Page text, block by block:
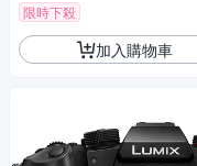
限時下殺
加入購物車